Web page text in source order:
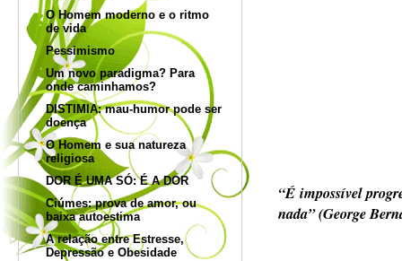
O Homem moderno e o ritmo
de vida
Pessimismo
Um novo paradigma? Para
onde caminhamos?
DISTIMIA: mau-humor pode ser
doença
O Homem e sua natureza
religiosa
DOR É UMA SÓ: É A DOR
Ciúmes: prova de amor, ou
baixa autoestima
A relação entre Estresse,
Depressão e Obesidade
“É impossível
nada” (George